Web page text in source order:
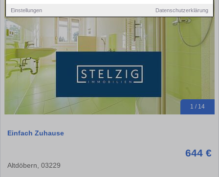
Einstellungen Datenschutzerklärung
1 / 14
Einfach Zuhause
644 €
Altdöbern, 03229